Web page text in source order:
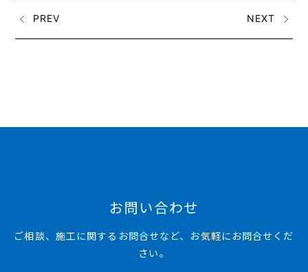
PREV NEXT
お問い合わせ
ご相談、施工に関するお問合せなど、お気軽にお問合せくだ
さい。